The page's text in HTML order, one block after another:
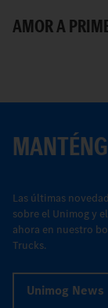
AMOR A
Las últimas
sobre el Unimog y
ahora en nuestro
Trucks.
Unimog News